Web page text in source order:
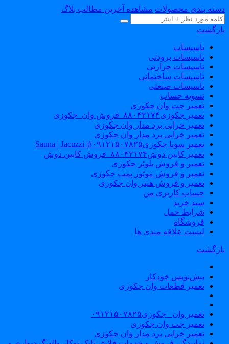
بندی محصولات مشاهده آخرین مطالب بلاگ
تاسیسات
تاسیسات برودتی
تاسیسات حرارتی
تاسیسات ساختمانی
تاسیسات صنعتی
تسویه حساب
تعمیر جت وان جکوزی
تعمیر جکوزی۸۸۰۴۲۱۷۴_فروش وان_جکوزی
تعمیر خرابی برد مدار وان جکوزی
تعمیر خرابی برد مدار وان جکوزی
تعمیر سونا جکوزی۰۹۱۲۱۵۰۷۸۲۵#| Sauna | Jacuzzi
تعمیر کابین دوش۸۸۰۴۲۱۷۴_فروش کابین دوش
تعمیر و فروش بلوئر جکوزی
تعمیر و فروش موتور پمپ جکوزی
تعمیر و فروش هیتر وان جکوزی
حساب کاربری من
سبد خرید
شرایط حمل
فروشگاه
لیست علاقه مندی ها
پیش‌نویس خودکار
تعمیر قطعات وان جکوزی
تعمیر وان _جکوزی۰۹۱۲۱۵۰۷۸۲۵
تعمیر جت وان جکوزی
تعمیر خرابی برد مدار وان جکوزی